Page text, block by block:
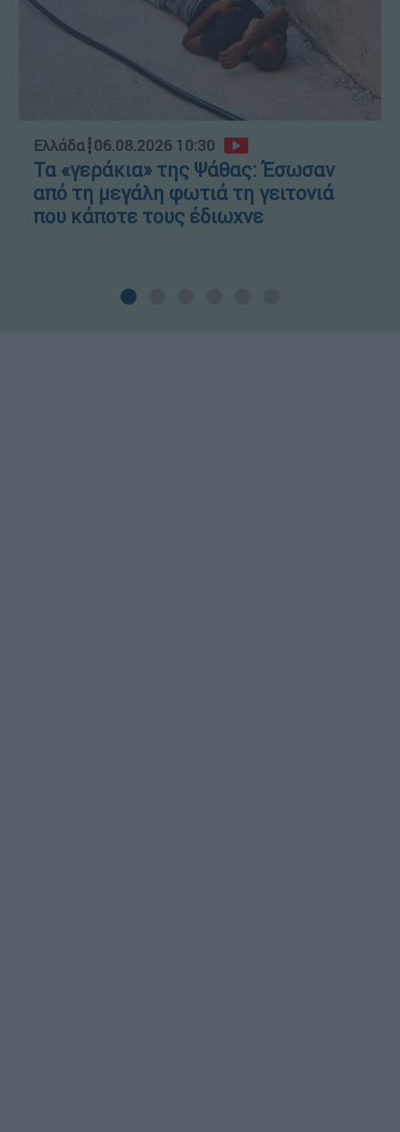
Ελλάδα┋06.08.2026 10:30
Τα «γεράκια» της Ψάθας: Έσωσαν
από τη μεγάλη φωτιά τη γειτονιά
που κάποτε τους έδιωχνε